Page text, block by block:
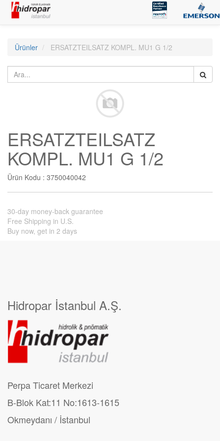
Ürünler ERSATZTEILSATZ KOMPL. MU1 G 1/2
ERSATZTEILSATZ
KOMPL. MU1 G 1/2
Ürün Kodu : 3750040042
30-day money-back guarantee
Free Shipping in U.S.
Buy now, get in 2 days
Hidropar İstanbul A.Ş.
Perpa Ticaret Merkezi
B-Blok Kat:11 No:1613-1615
Okmeydanı / İstanbul